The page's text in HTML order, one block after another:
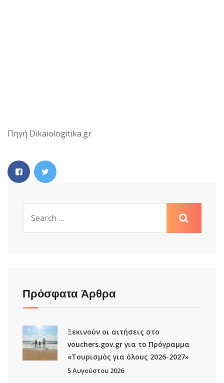
Πηγή Dikaiologitika.gr
Πρόσφατα Άρθρα
Ξεκινούν οι αιτήσεις στο
vouchers.gov.gr για το Πρόγραμμα
«Τουρισμός για όλους 2026-2027»
5 Αυγούστου 2026